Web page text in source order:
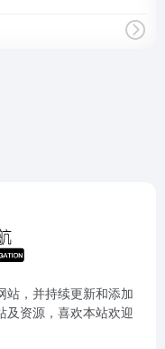
站，并持续更新和添加
及资源，喜欢本站欢迎